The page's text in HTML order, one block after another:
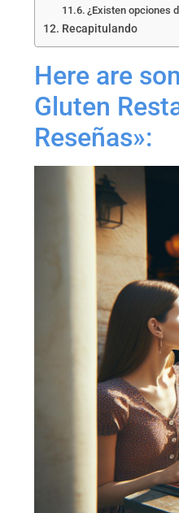
¿Existen opciones
Recapitulando
Here are
Gluten
Reseñas»: